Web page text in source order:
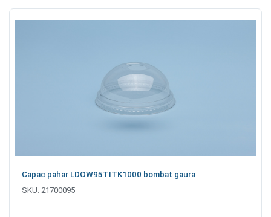
Capac pahar LDOW95TITK1000 bombat gaura
SKU: 21700095